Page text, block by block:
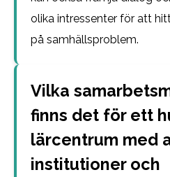
olika intressenter för att
på samhällsproblem.
Vilka
finns det för ett
lärcentrum med
institutioner och